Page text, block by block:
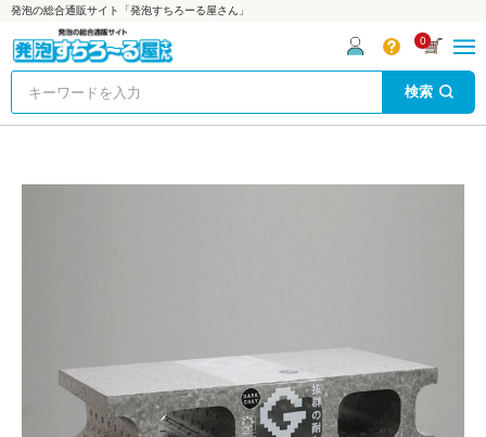
発泡の総合通販サイト「発泡すちろーる屋さん」
0
検索